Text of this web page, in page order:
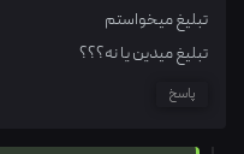
تبلیغ میخواستم
تبلیغ میدین یا نه؟؟؟
پاسخ